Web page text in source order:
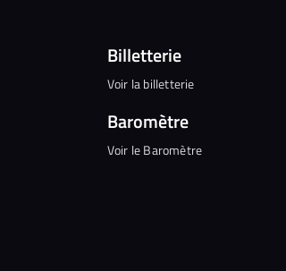
Billetterie
Voir la billetterie
Baromètre
Voir le Baromètre